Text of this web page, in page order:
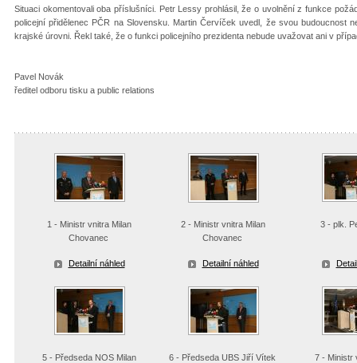
Situaci okomentovali oba příslušníci. Petr Lessy prohlásil, že o uvolnění z funkce
policejní přidělenec PČR na Slovensku. Martin Červíček uvedl, že svou budoucnost
krajské úrovni. Řekl také, že o funkci policejního prezidenta nebude uvažovat ani v
Pavel Novák
ředitel odboru tisku a public relations
1 - Ministr vnitra Milan
Chovanec
Detailní náhled
2 - Ministr vnitra Milan
Chovanec
Detailní náhled
3 - plk.
5 - Předseda NOS Milan
6 - Předseda UBS Jiří Vítek
7 - Ministr